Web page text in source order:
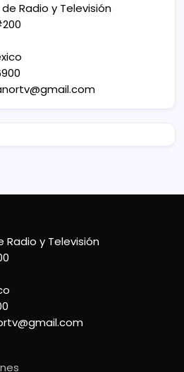
Radio y Televisión
y Televisión